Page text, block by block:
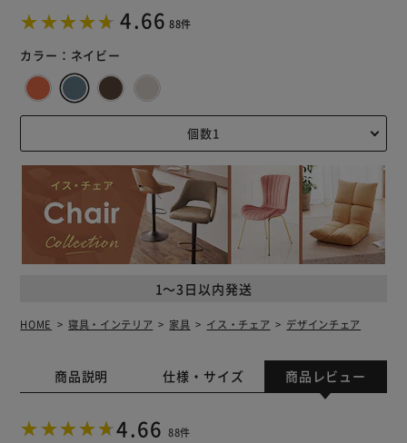
4.66 88件
カラー： ネイビー
1～3日以内発送
HOME 寝具・インテリア 家具 イス・チェア デザインチェア
商品説明 仕様・サイズ 商品レビュー
4.66 88件